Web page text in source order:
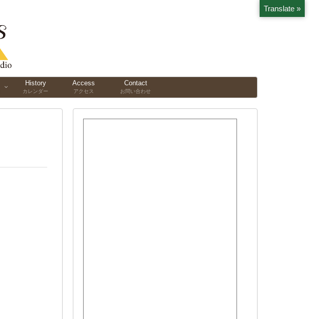
History
カレンダー
Access
アクセス
Contact
お問い合わせ
Translate »